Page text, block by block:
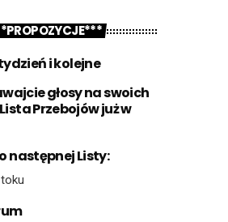
i kolejne
głosy na swoich
Przebojów już w
następnej Listy: